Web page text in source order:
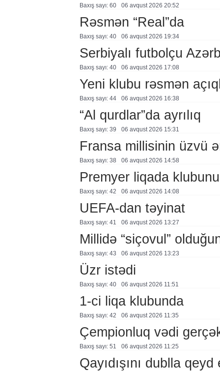
Baxış sayı: 60 06 avqust 2026 20:52
Rəsmən “Real”da
Baxış sayı: 40 06 avqust 2026 19:34
Serbiyalı futbolçu
Baxış sayı: 40 06 avqust 2026 17:08
Yeni klubu rəsmən
Baxış sayı: 44 06 avqust 2026 16:38
“Al qurdlar”da ayrılıq
Baxış sayı: 39 06 avqust 2026 15:31
Fransa millisinin üzvü
Baxış sayı: 38 06 avqust 2026 14:58
Premyer liqada
Baxış sayı: 42 06 avqust 2026 14:08
UEFA-dan təyinat
Baxış sayı: 41 06 avqust 2026 13:27
Millidə “siçovul”
Baxış sayı: 43 06 avqust 2026 13:23
Üzr istədi
Baxış sayı: 40 06 avqust 2026 11:51
1-ci liqa klubunda
Baxış sayı: 42 06 avqust 2026 11:35
Çempionluq vədi
Baxış sayı: 51 06 avqust 2026 11:25
Qayıdışını dublla qeyd